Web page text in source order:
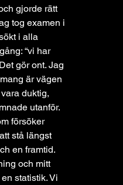
gjorde rätt
tog examen i
i alla
“vi har
gör ont. Jag
är vägen
duktig,
utanför.
försöker
stå längst
en framtid.
och mitt
statistik. Vi